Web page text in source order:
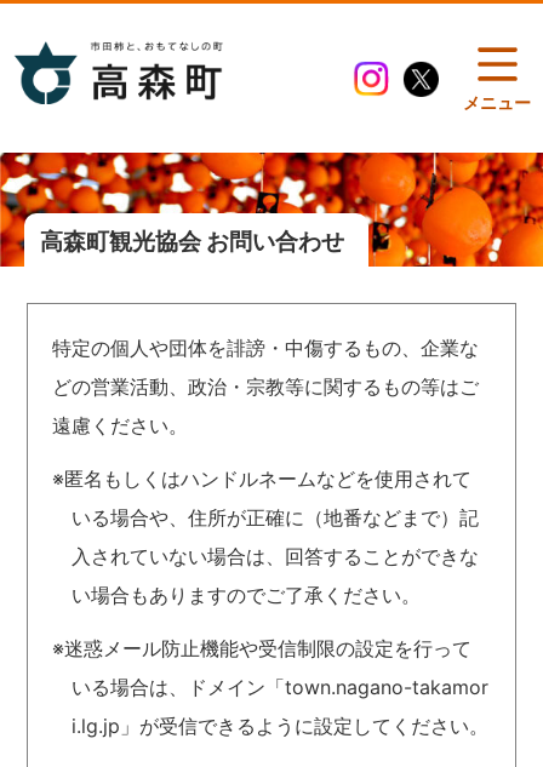
メニュー
高森町観光協会 お問い合わせ
特定の個人や団体を誹謗・中傷するもの、企業な
どの営業活動、政治・宗教等に関するもの等はご
遠慮ください。
※匿名もしくはハンドルネームなどを使用されて
いる場合や、住所が正確に（地番などまで）記
入されていない場合は、回答することができな
い場合もありますのでご了承ください。
※迷惑メール防止機能や受信制限の設定を行って
いる場合は、ドメイン「town.nagano-takamor
i.lg.jp」が受信できるように設定してください。